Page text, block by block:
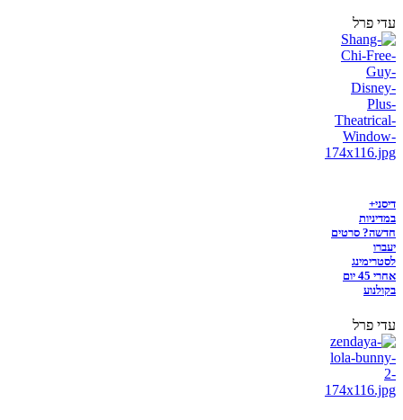
עדי פרל
דיסני+
במדיניות
חדשה? סרטים
יעברו
לסטרימינג
אחרי 45 יום
בקולנוע
עדי פרל